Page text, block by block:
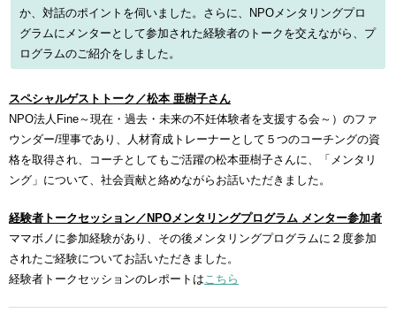
か、対話のポイントを伺いました。さらに、NPOメンタリングプロ
グラムにメンターとして参加された経験者のトークを交えながら、プ
ログラムのご紹介をしました。
スペシャルゲストトーク／松本 亜樹子さん
NPO法人Fine～現在・過去・未来の不妊体験者を支援する会～）のファ
ウンダー/理事であり、人材育成トレーナーとして５つのコーチングの資
格を取得され、コーチとしてもご活躍の松本亜樹子さんに、「メンタリ
ング」について、社会貢献と絡めながらお話いただきました。
経験者トークセッション／NPOメンタリングプログラム メンター参加者
ママボノに参加経験があり、その後メンタリングプログラムに２度参加
されたご経験についてお話いただきました。
経験者トークセッションのレポートはこちら